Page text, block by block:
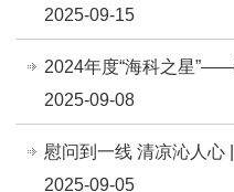
2025-09-15
2024年度“海科之星
2025-09-08
慰问到一线 清凉沁人心
2025-09-05